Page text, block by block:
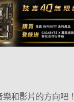
樂和影片的方向吧